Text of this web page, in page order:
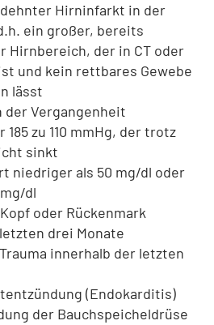
Hirninfarkt in der
ein großer, bereits
Hirnbereich, der in CT oder
und kein rettbares Gewebe
lässt
der Vergangenheit
zu 110 mmHg, der trotz
sinkt
niedriger als 50 mg/dl oder
dl
oder Rückenmark
drei Monate
innerhalb der letzten
(Endokarditis)
der Bauchspeicheldrüse